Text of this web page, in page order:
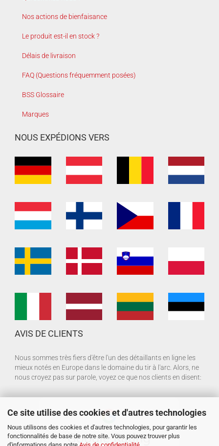
Ce site utilise des cookies et d'autres technologies
Nous utilisons des cookies et d'autres technologies, pour garantir les
fonctionnalités de base de notre site. Vous pouvez trouver plus
d'informations dans notre Avis de confidentialité
Nos actions de bienfaisance
Le produit est-il en stock ?
Délais de livraison
FAQ (Questions fréquemment posées)
BSS Glossaire
Marques
NOUS EXPÉDIONS VERS
AVIS DE CLIENTS
Nous sommes très fiers d'être l'un des détaillants en ligne les
mieux notés en Europe dans le domaine du tir à l'arc. Alors, ne
nous croyez pas sur parole, voyez ce que nos clients en disent: